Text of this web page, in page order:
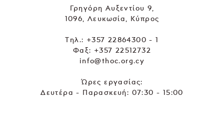
Γρηγόρη Αυξεντίου 9,
1096, Λευκωσία, Κύπρος
Tηλ.: +357 22864300 - 1
Φαξ: +357 22512732
info@thoc.org.cy
Ώρες εργασίας:
Δευτέρα - Παρασκευή: 07:30 - 15:00